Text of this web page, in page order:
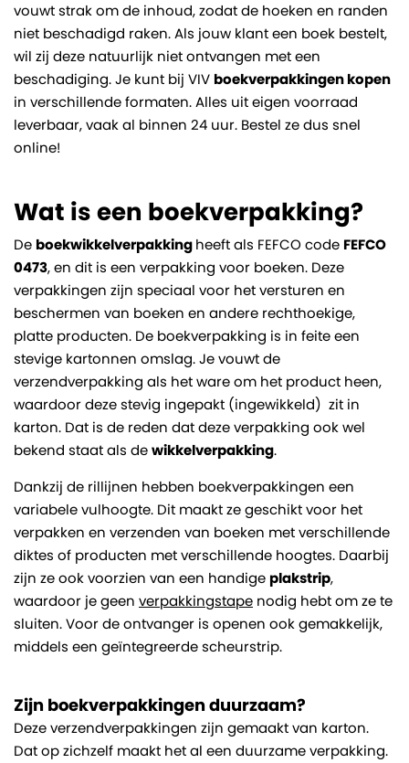
vouwt strak om de inhoud, zodat de hoeken en randen
niet beschadigd raken. Als jouw klant een boek bestelt,
wil zij deze natuurlijk niet ontvangen met een
beschadiging. Je kunt bij VIV boekverpakkingen kopen
in verschillende formaten. Alles uit eigen voorraad
leverbaar, vaak al binnen 24 uur. Bestel ze dus snel
online!
Wat is een boekverpakking?
De boekwikkelverpakkingheeft als FEFCO code FEFCO
0473, en dit is een verpakking voor boeken. Deze
verpakkingen zijn speciaal voor het versturen en
beschermen van boeken en andere rechthoekige,
platte producten. De boekverpakking is in feite een
stevige kartonnen omslag. Je vouwt de
verzendverpakking als het ware om het product heen,
waardoor deze stevig ingepakt (ingewikkeld) zit in
karton. Dat is de reden dat deze verpakking ook wel
bekend staat als dewikkelverpakking.
Dankzij de rillijnen hebben boekverpakkingen een
variabele vulhoogte. Dit maakt ze geschikt voor het
verpakken en verzenden van boeken met verschillende
diktes of producten met verschillende hoogtes. Daarbij
zijn ze ook voorzien van een handige plakstrip,
waardoor je geen verpakkingstape nodig hebt om ze te
sluiten. Voor de ontvanger is openen ook gemakkelijk,
middels een geïntegreerde scheurstrip.
Zijn boekverpakkingen duurzaam?
Deze verzendverpakkingen zijn gemaakt van karton.
Dat op zichzelf maakt het al een duurzame verpakking.